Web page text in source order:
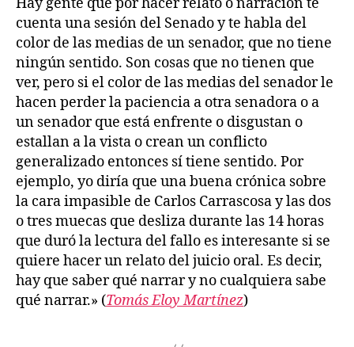
cuenta una sesión del Senado y te habla del
color de las medias de un senador, que no tiene
ningún sentido. Son cosas que no tienen que
ver, pero si el color de las medias del senador le
hacen perder la paciencia a otra senadora o a
un senador que está enfrente o disgustan o
estallan a la vista o crean un conflicto
generalizado entonces sí tiene sentido. Por
ejemplo, yo diría que una buena crónica sobre
la cara impasible de Carlos Carrascosa y las dos
o tres muecas que desliza durante las 14 horas
que duró la lectura del fallo es interesante si se
quiere hacer un relato del juicio oral. Es decir,
hay que saber qué narrar y no cualquiera sabe
qué narrar.» (Tomás Eloy Martínez)